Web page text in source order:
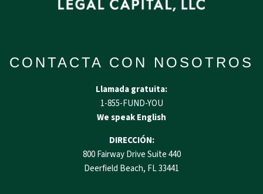
CONTACTA CON NOSOTROS
Llamada gratuita:
1-855-FUND-YOU
We speak English
DIRECCIÓN:
800 Fairway Drive Suite 440
Deerfield Beach, FL 33441